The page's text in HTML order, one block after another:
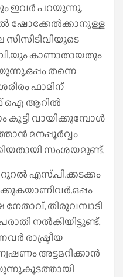
ഇവർ പറയുന്നു.
ഷോക്കേൽക്കാനുള്ള
സിസിടിവിയുടെ
കാണാതായതും
തന്നെ
ഫാമിന്
ഐ ആറിൽ
കൂട്ടി വായിക്കുമ്പോൾ
മനപ്പൂർവ്വം
സംശയമുണ്ട്.
റൂറൽ എസ്.പി.ക്കടക്കം
നേതാവ്, തിരുവമ്പാടി
നൽകിയിട്ടുണ്ട്.
രാഷ്ട്രീയ
അട്ടമറിക്കാൻ